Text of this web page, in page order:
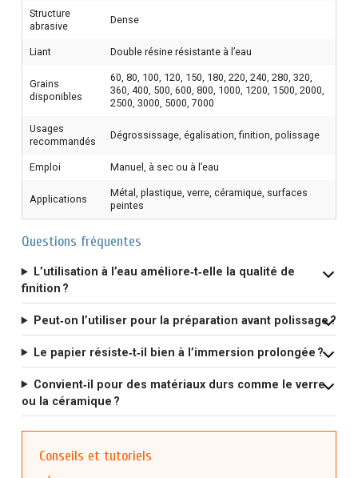
Structure
abrasive
Dense
Liant Double résine résistante à l’eau
Grains
disponibles
60, 80, 100, 120, 150, 180, 220, 240, 280, 320,
360, 400, 500, 600, 800, 1000, 1200, 1500, 2000,
2500, 3000, 5000, 7000
Usages
recommandés
Dégrossissage, égalisation, finition, polissage
Emploi Manuel, à sec ou à l’eau
Applications
Métal, plastique, verre, céramique, surfaces
peintes
Questions fréquentes
L’utilisation à l’eau améliore‑t‑elle la qualité de
finition ?
Peut‑on l’utiliser pour la préparation avant polissage ?
Le papier résiste‑t‑il bien à l’immersion prolongée ?
Convient‑il pour des matériaux durs comme le verre
ou la céramique ?
Conseils et tutoriels